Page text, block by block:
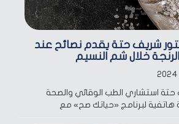
شريف حتة يقدم نصائح عند
خلال شم النسيم
استشاري الطب الوقائي والصحة
هاتفية لبرنامج «حياتك صح» مع